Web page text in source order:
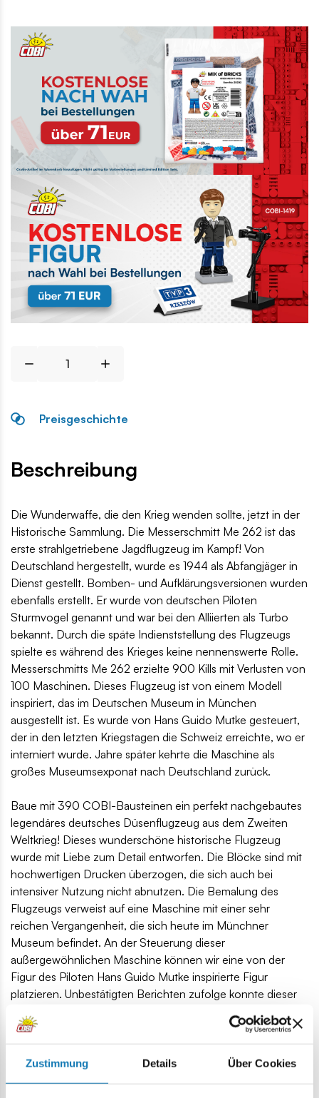
Zustimmung Details Über Cookies
Preisgeschichte
Beschreibung
Die Wunderwaffe, die den Krieg wenden sollte, jetzt in der
Historische Sammlung. Die Messerschmitt Me 262 ist das
erste strahlgetriebene Jagdflugzeug im Kampf! Von
Deutschland hergestellt, wurde es 1944 als Abfangjäger in
Dienst gestellt. Bomben- und Aufklärungsversionen wurden
ebenfalls erstellt. Er wurde von deutschen Piloten
Sturmvogel genannt und war bei den Alliierten als Turbo
bekannt. Durch die späte Indienststellung des Flugzeugs
spielte es während des Krieges keine nennenswerte Rolle.
Messerschmitts Me 262 erzielte 900 Kills mit Verlusten von
100 Maschinen. Dieses Flugzeug ist von einem Modell
inspiriert, das im Deutschen Museum in München
ausgestellt ist. Es wurde von Hans Guido Mutke gesteuert,
der in den letzten Kriegstagen die Schweiz erreichte, wo er
interniert wurde. Jahre später kehrte die Maschine als
großes Museumsexponat nach Deutschland zurück.
Baue mit 390 COBI-Bausteinen ein perfekt nachgebautes
legendäres deutsches Düsenflugzeug aus dem Zweiten
Weltkrieg! Dieses wunderschöne historische Flugzeug
wurde mit Liebe zum Detail entworfen. Die Blöcke sind mit
hochwertigen Drucken überzogen, die sich auch bei
intensiver Nutzung nicht abnutzen. Die Bemalung des
Flugzeugs verweist auf eine Maschine mit einer sehr
reichen Vergangenheit, die sich heute im Münchner
Museum befindet. An der Steuerung dieser
außergewöhnlichen Maschine können wir eine von der
Figur des Piloten Hans Guido Mutke inspirierte Figur
platzieren. Unbestätigten Berichten zufolge konnte dieser
Pilot erstmals die Schallmauer überqueren! Das ganze Set
wird mit einem Ziegelsockel und einer Platte mit dem
Modellnamen vervollständigt.
Dieses schöne Flugzeug mit Display ist eine perfekte
Geschenkidee für Fans von Luftfahrt, Geschichte und